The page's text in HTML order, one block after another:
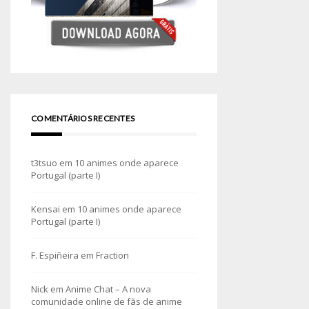
COMENTÁRIOS RECENTES
t3tsuo em 10 animes onde aparece
Portugal (parte I)
Kensai em 10 animes onde aparece
Portugal (parte I)
F. Espiñeira em Fraction
Nick em Anime Chat – A nova
comunidade online de fãs de anime